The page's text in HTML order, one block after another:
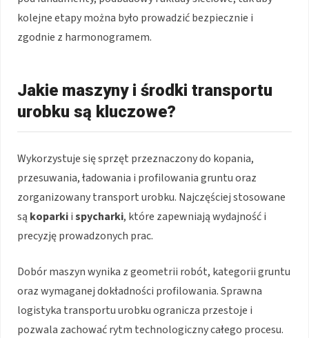
kolejne etapy można było prowadzić bezpiecznie i
zgodnie z harmonogramem.
Jakie maszyny i środki transportu
urobku są kluczowe?
Wykorzystuje się sprzęt przeznaczony do kopania,
przesuwania, ładowania i profilowania gruntu oraz
zorganizowany transport urobku. Najczęściej stosowane
są koparkiispycharki, które zapewniają wydajność i
precyzję prowadzonych prac.
Dobór maszyn wynika z geometrii robót, kategorii gruntu
oraz wymaganej dokładności profilowania. Sprawna
logistyka transportu urobku ogranicza przestoje i
pozwala zachować rytm technologiczny całego procesu.